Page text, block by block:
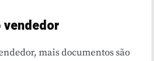
vendedor
mais documentos são